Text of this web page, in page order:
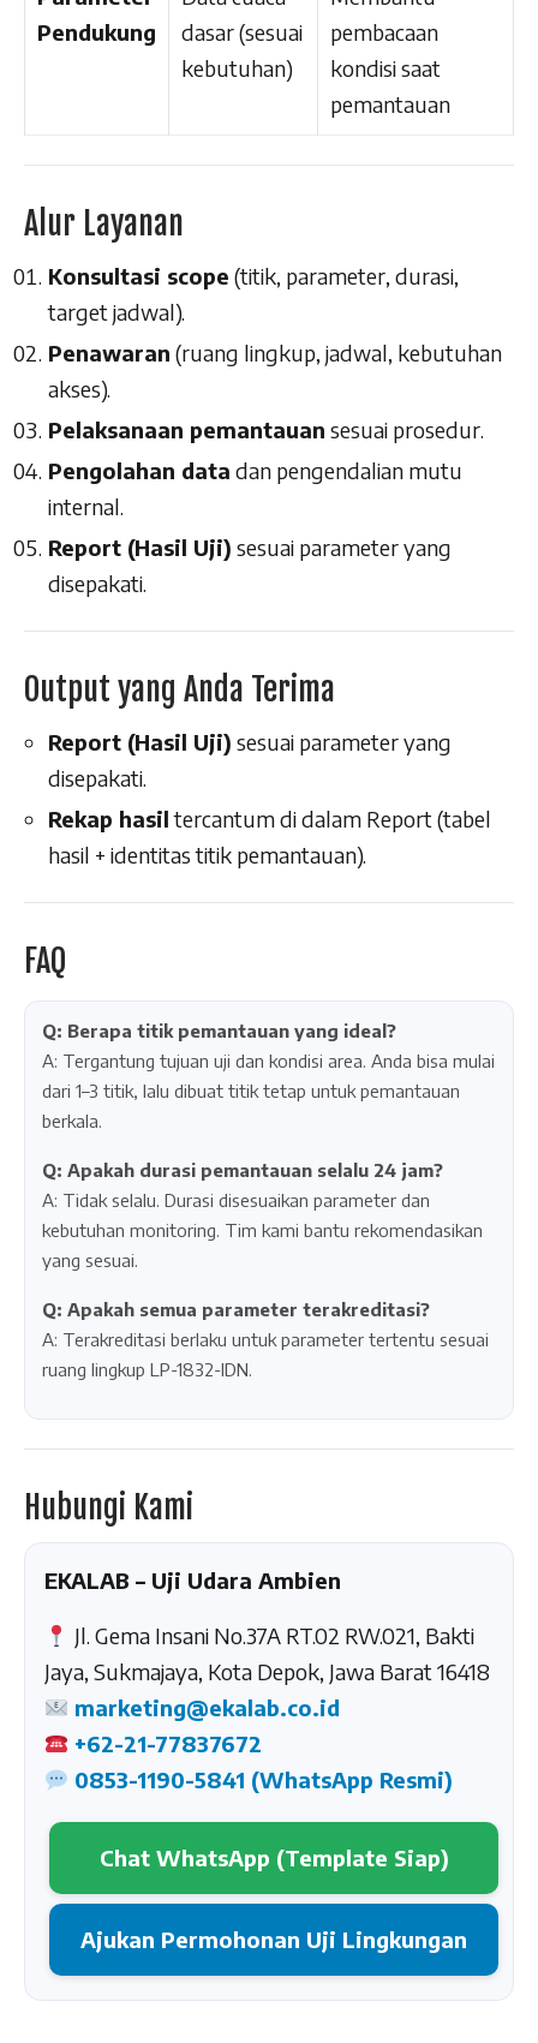
Pendukung
dasar (sesuai
kebutuhan)
pembacaan
kondisi saat
pemantauan
Alur Layanan
Konsultasi scope (titik, parameter, durasi,
target jadwal).
Penawaran (ruang lingkup, jadwal, kebutuhan
akses).
Pelaksanaan pemantauan sesuai prosedur.
Pengolahan data dan pengendalian mutu
internal.
Report (Hasil Uji) sesuai parameter yang
disepakati.
Output yang Anda Terima
Report (Hasil Uji) sesuai parameter yang
disepakati.
Rekap hasiltercantum di dalam Report (tabel
hasil + identitas titik pemantauan).
FAQ
Q: Berapa titik pemantauan yang ideal?
A: Tergantung tujuan uji dan kondisi area. Anda bisa mulai
dari 1–3 titik, lalu dibuat titik tetap untuk pemantauan
berkala.
Q: Apakah durasi pemantauan selalu 24 jam?
A: Tidak selalu. Durasi disesuaikan parameter dan
kebutuhan monitoring. Tim kami bantu rekomendasikan
yang sesuai.
Q: Apakah semua parameter terakreditasi?
A: Terakreditasi berlaku untuk parameter tertentu sesuai
ruang lingkup LP-1832-IDN.
Hubungi Kami
EKALAB – Uji Udara Ambien
Jl. Gema Insani No.37A RT.02 RW.021, Bakti
Jaya, Sukmajaya, Kota Depok, Jawa Barat 16418
marketing@ekalab.co.id
+62-21-77837672
0853-1190-5841 (WhatsApp Resmi)
Chat WhatsApp (Template Siap)
Ajukan Permohonan Uji Lingkungan